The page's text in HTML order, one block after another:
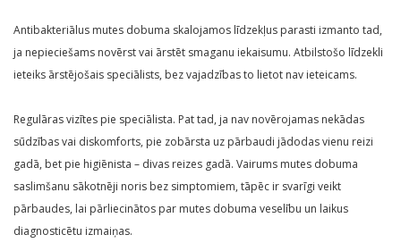
Antibakteriālus mutes dobuma skalojamos līdzekļus parasti izmanto tad,
ja nepieciešams novērst vai ārstēt smaganu iekaisumu. Atbilstošo līdzekli
ieteiks ārstējošais speciālists, bez vajadzības to lietot nav ieteicams.
Regulāras vizītes pie speciālista. Pat tad, ja nav novērojamas nekādas
sūdzības vai diskomforts, pie zobārsta uz pārbaudi jādodas vienu reizi
gadā, bet pie higiēnista – divas reizes gadā. Vairums mutes dobuma
saslimšanu sākotnēji noris bez simptomiem, tāpēc ir svarīgi veikt
pārbaudes, lai pārliecinātos par mutes dobuma veselību un laikus
diagnosticētu izmaiņas.